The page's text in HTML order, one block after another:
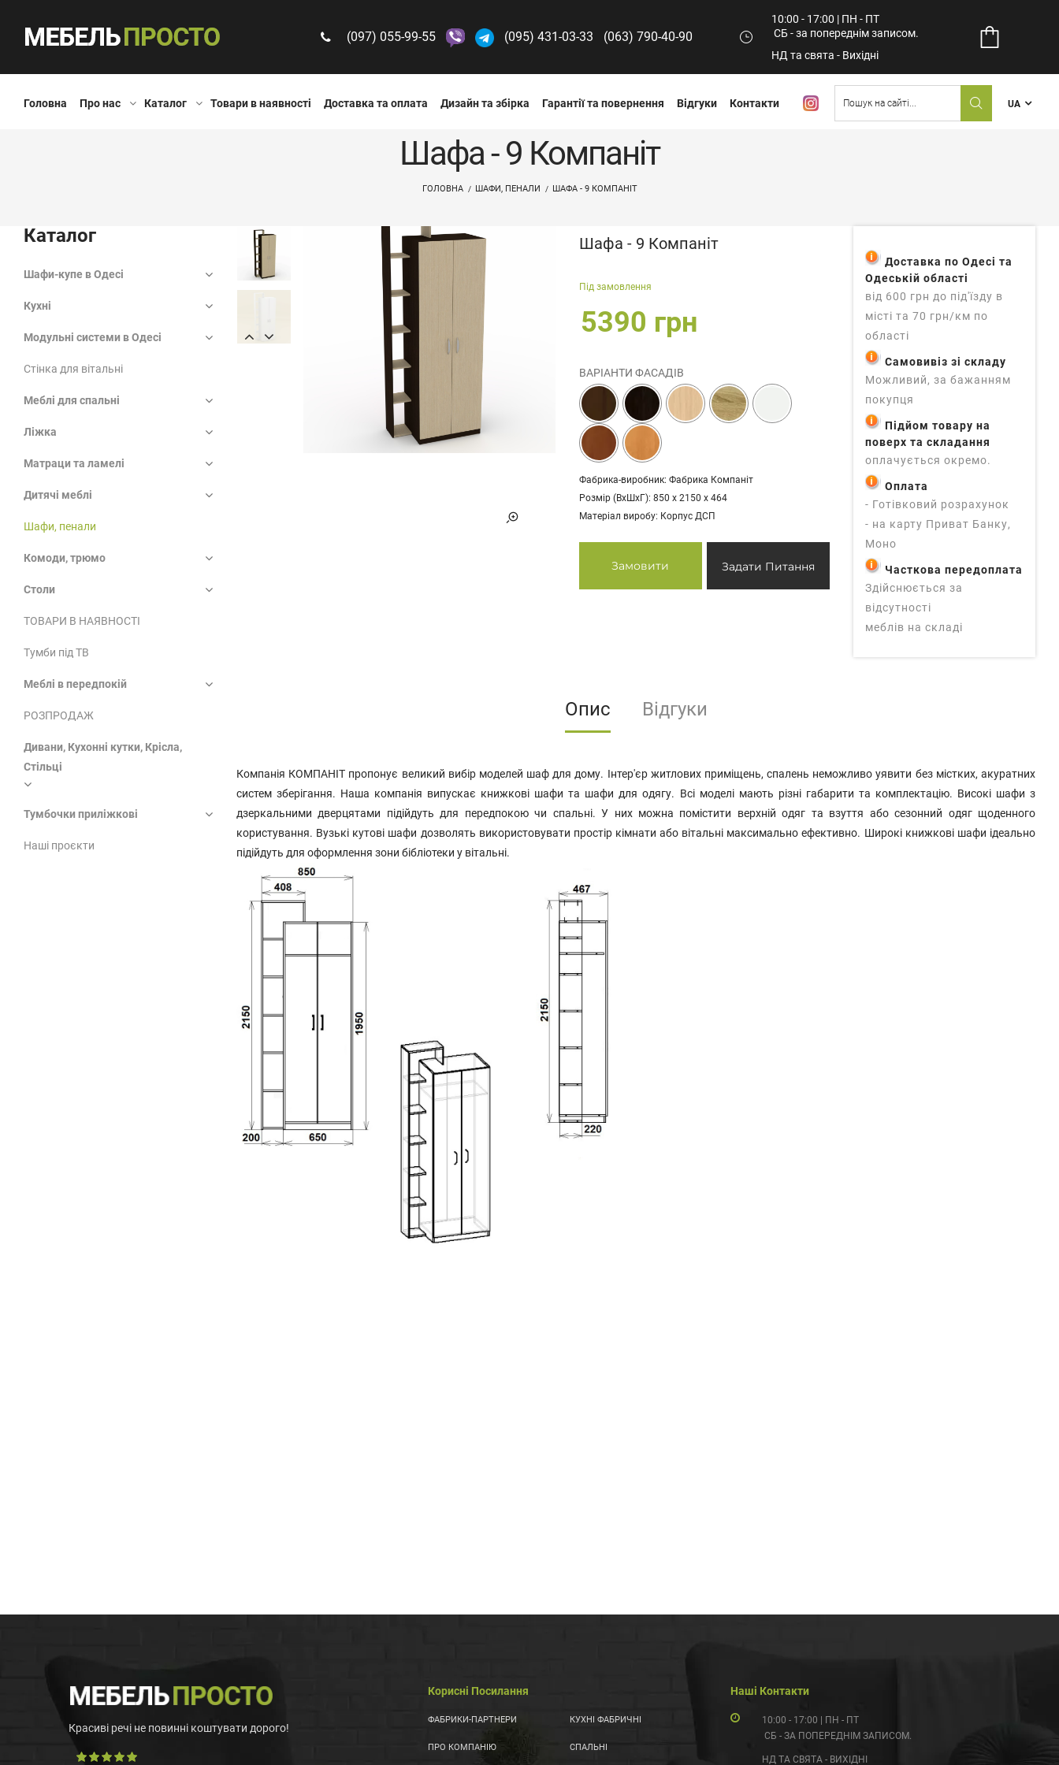
(097) 055-99-55 (095) 431-03-33 (063) 790-40-90
10:00 - 17:00 | ПН - ПТ
СБ - за попереднім записом.
НД та свята - Вихідні
Головна Про нас Каталог Товари в наявності Доставка та оплата Дизайн та збірка Гарантії та повернення Відгуки Контакти UA
Шафа - 9 Компаніт
ГОЛОВНА ШАФИ, ПЕНАЛИ ШАФА - 9 КОМПАНІТ
Шафа - 9 Компаніт
Під замовлення
5390 грн
ВАРІАНТИ ФАСАДІВ
Фабрика-виробник: Фабрика Компаніт
Розмір (ВхШхГ): 850 х 2150 х 464
Матеріал виробу: Корпус ДСП
Замовити Задати Питання
Доставка по Одесі та
Одеській області
від 600 грн до під'їзду в
місті та 70 грн/км по
області
Самовивіз зі складу
Можливий, за бажанням
покупця
Підйом товару на
поверх та складання
оплачується окремо.
Оплата
- Готівковий розрахунок
- на карту Приват Банку,
Моно
Часткова передоплата
Здійснюється за
відсутності
меблів на складі
Опис Відгуки
Компанія КОМПАНІТ пропонує великий вибір моделей шаф для дому. Інтер'єр житлових приміщень, спалень неможливо уявити без містких, акуратних
систем зберігання. Наша компанія випускає книжкові шафи та шафи для одягу. Всі моделі мають різні габарити та комплектацію. Високі шафи з
дзеркальними дверцятами підійдуть для передпокою чи спальні. У них можна помістити верхній одяг та взуття або сезонний одяг щоденного
користування. Вузькі кутові шафи дозволять використовувати простір кімнати або вітальні максимально ефективно. Широкі книжкові шафи ідеально
підійдуть для оформлення зони бібліотеки у вітальні.
Каталог
Шафи-купе в Одесі
Кухні
Модульні системи в Одесі
Стінка для вітальні
Меблі для спальні
Ліжка
Матраци та ламелі
Дитячі меблі
Шафи, пенали
Комоди, трюмо
Столи
ТОВАРИ В НАЯВНОСТІ
Тумби під ТВ
Меблі в передпокій
РОЗПРОДАЖ
Дивани, Кухонні кутки, Крісла,
Стільці
Тумбочки приліжкові
Наші проєкти
Красиві речі не повинні коштувати дорого!
Корисні Посилання
ФАБРИКИ-ПАРТНЕРИ
ПРО КОМПАНІЮ
КУХНІ ФАБРИЧНІ
СПАЛЬНІ
Наші Контакти
10:00 - 17:00 | ПН - ПТ
СБ - ЗА ПОПЕРЕДНІМ ЗАПИСОМ.
НД ТА СВЯТА - ВИХІДНІ